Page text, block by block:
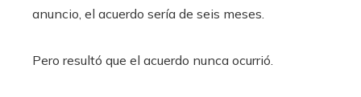
anuncio, el acuerdo sería de seis meses.
Pero resultó que el acuerdo nunca ocurrió.